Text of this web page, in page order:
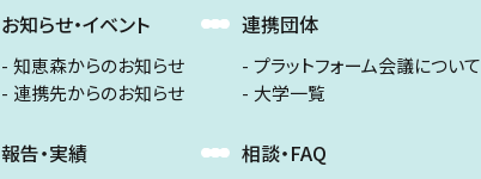
お知らせ・イベント
知恵森からのお知らせ
連携先からのお知らせ
報告・実績
連携団体
プラットフォーム会議について
大学一覧
相談・FAQ